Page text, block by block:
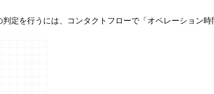
定を行うには、コンタクトフローで「オペレーション時